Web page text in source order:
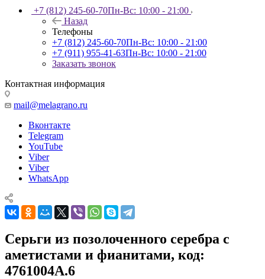
+7 (812) 245-60-70Пн-Вс: 10:00 - 21:00
Назад
Телефоны
+7 (812) 245-60-70Пн-Вс: 10:00 - 21:00
+7 (911) 955-41-63Пн-Вс: 10:00 - 21:00
Заказать звонок
Контактная информация
mail@melagrano.ru
Вконтакте
Telegram
YouTube
Viber
Viber
WhatsApp
Серьги из позолоченного серебра с
аметистами и фианитами, код:
4761004А.6